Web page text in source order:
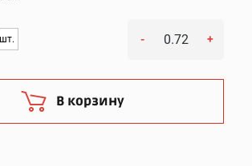
шт. - +
В корзину